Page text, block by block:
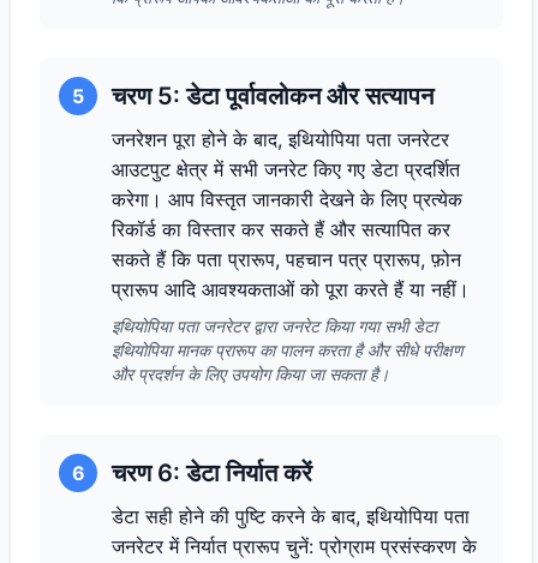
5 चरण 5: डेटा पूर्वावलोकन और सत्यापन
जनरेशन पूरा होने के बाद, इथियोपिया पता जनरेटर
आउटपुट क्षेत्र में सभी जनरेट किए गए डेटा प्रदर्शित
करेगा। आप विस्तृत जानकारी देखने के लिए प्रत्येक
रिकॉर्ड का विस्तार कर सकते हैं और सत्यापित कर
सकते हैं कि पता प्रारूप, पहचान पत्र प्रारूप, फ़ोन
प्रारूप आदि आवश्यकताओं को पूरा करते हैं या नहीं।
इथियोपिया पता जनरेटर द्वारा जनरेट किया गया सभी डेटा
इथियोपिया मानक प्रारूप का पालन करता है और सीधे परीक्षण
और प्रदर्शन के लिए उपयोग किया जा सकता है।
6 चरण 6: डेटा निर्यात करें
डेटा सही होने की पुष्टि करने के बाद, इथियोपिया पता
जनरेटर में निर्यात प्रारूप चुनें: प्रोग्राम प्रसंस्करण के